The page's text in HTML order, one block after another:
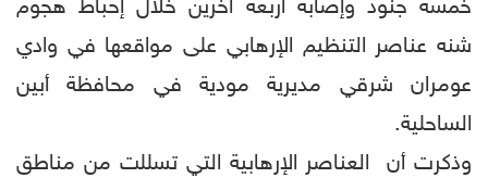
خمسة جنود وإصابة أربعة آخرين خلال إحباط هجوم
شنه عناصر التنظيم الإرهابي على مواقعها في وادي
عومران شرقي مديرية مودية في محافظة أبين
الساحلية.
وذكرت أن العناصر الإرهابية التي تسللت من مناطق